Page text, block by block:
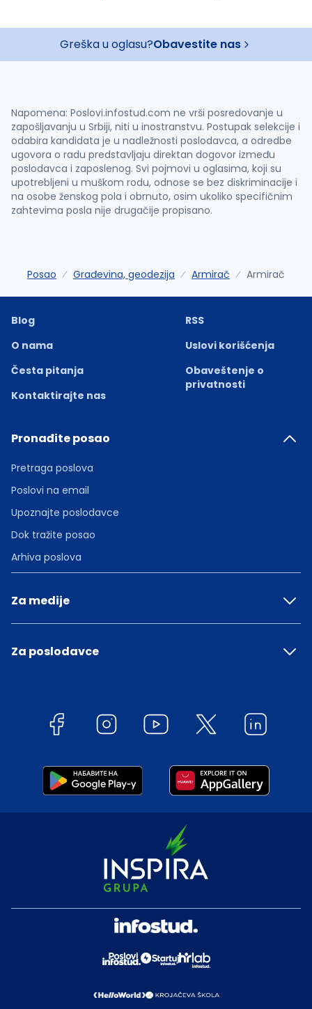
Greška u oglasu?Obavestite nas
Napomena: Poslovi.infostud.com ne vrši posredovanje u
zapošljavanju u Srbiji, niti u inostranstvu. Postupak selekcije i
odabira kandidata je u nadležnosti poslodavca, a odredbe
ugovora o radu predstavljaju direktan dogovor između
poslodavca i zaposlenog. Svi pojmovi u oglasima, koji su
upotrebljeni u muškom rodu, odnose se bez diskriminacije i
na osobe ženskog pola i obrnuto, osim ukoliko specifičnim
zahtevima posla nije drugačije propisano.
Posao Građevina, geodezija Armirač Armirač
Blog
O nama
Česta pitanja
Kontaktirajte nas
RSS
Uslovi korišćenja
Obaveštenje o
privatnosti
Pronađite posao
Pretraga poslova
Poslovi na email
Upoznajte poslodavce
Dok tražite posao
Arhiva poslova
Za medije
Za poslodavce